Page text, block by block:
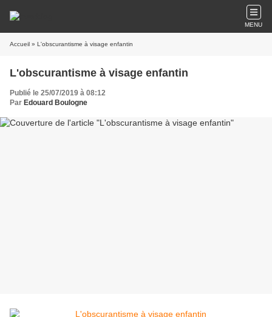
MENU
Accueil » L'obscurantisme à visage enfantin
L'obscurantisme à visage enfantin
Publié le 25/07/2019 à 08:12
Par Edouard Boulogne